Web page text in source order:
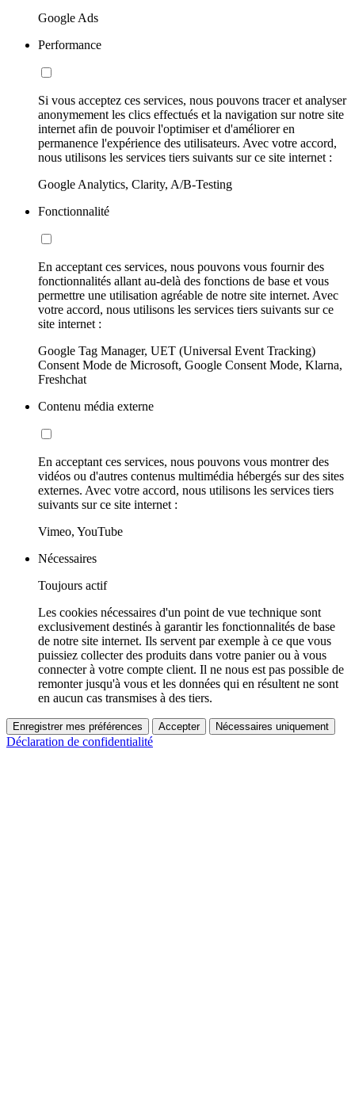
Google Ads
Performance
Si vous acceptez ces services, nous pouvons tracer et analyser
anonymement les clics effectués et la navigation sur notre site
internet afin de pouvoir l'optimiser et d'améliorer en
permanence l'expérience des utilisateurs. Avec votre accord,
nous utilisons les services tiers suivants sur ce site internet :
Google Analytics, Clarity, A/B-Testing
Fonctionnalité
En acceptant ces services, nous pouvons vous fournir des
fonctionnalités allant au-delà des fonctions de base et vous
permettre une utilisation agréable de notre site internet. Avec
votre accord, nous utilisons les services tiers suivants sur ce
site internet :
Google Tag Manager, UET (Universal Event Tracking)
Consent Mode de Microsoft, Google Consent Mode, Klarna,
Freshchat
Contenu média externe
En acceptant ces services, nous pouvons vous montrer des
vidéos ou d'autres contenus multimédia hébergés sur des sites
externes. Avec votre accord, nous utilisons les services tiers
suivants sur ce site internet :
Vimeo, YouTube
Nécessaires
Toujours actif
Les cookies nécessaires d'un point de vue technique sont
exclusivement destinés à garantir les fonctionnalités de base
de notre site internet. Ils servent par exemple à ce que vous
puissiez collecter des produits dans votre panier ou à vous
connecter à votre compte client. Il ne nous est pas possible de
remonter jusqu'à vous et les données qui en résultent ne sont
en aucun cas transmises à des tiers.
Enregistrer mes préférences Accepter Nécessaires uniquement
Déclaration de confidentialité